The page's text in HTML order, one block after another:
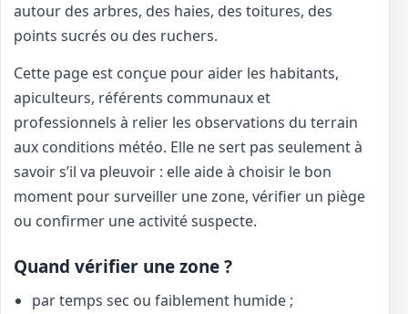
autour des arbres, des haies, des toitures, des
points sucrés ou des ruchers.
Cette page est conçue pour aider les habitants,
apiculteurs, référents communaux et
professionnels à relier les observations du terrain
aux conditions météo. Elle ne sert pas seulement à
savoir s’il va pleuvoir : elle aide à choisir le bon
moment pour surveiller une zone, vérifier un piège
ou confirmer une activité suspecte.
Quand vérifier une zone ?
par temps sec ou faiblement humide ;